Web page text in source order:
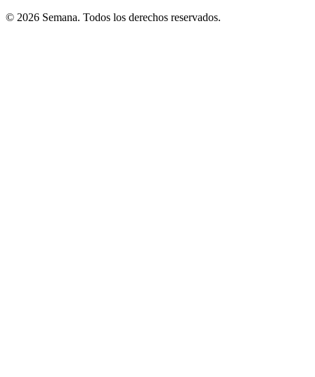
© 2026 Semana. Todos los derechos reservados.